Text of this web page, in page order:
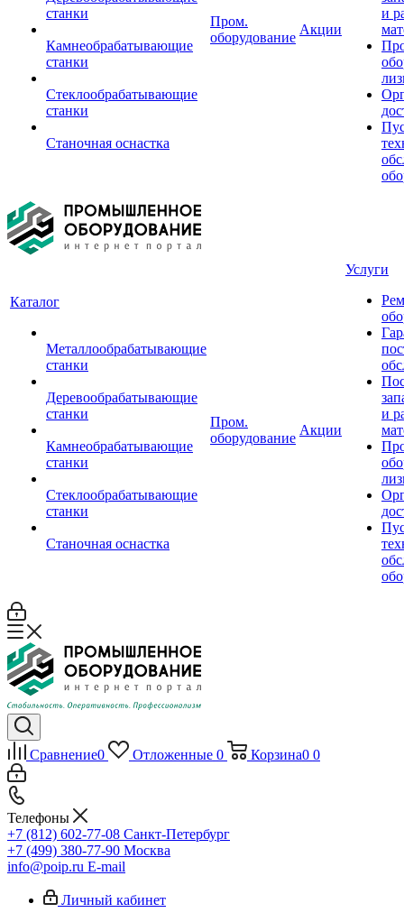
станки
Камнеобрабатывающие
станки
Стеклообрабатывающие
станки
Станочная оснастка
Пром.
оборудование
Акции
и
Каталог
Металлообрабатывающие
станки
Деревообрабатывающие
станки
Камнеобрабатывающие
станки
Стеклообрабатывающие
станки
Станочная оснастка
Пром.
оборудование
Акции
Услуги
и
Сравнение0 Отложенные 0 Корзина0 0
Телефоны
+7 (812) 602-77-08 Санкт-Петербург
+7 (499) 380-77-90 Москва
info@poip.ru E-mail
Личный кабинет